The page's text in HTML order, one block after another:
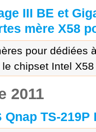
III BE et
mère X58
pour dédiées
chipset Intel
2011
Qnap TS-219P